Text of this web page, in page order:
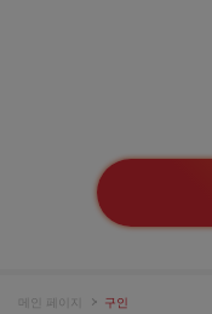
메인 페이지 구인